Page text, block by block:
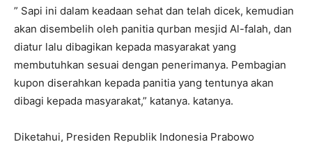
” Sapi ini dalam keadaan sehat dan telah dicek, kemudian
akan disembelih oleh panitia qurban mesjid Al-falah, dan
diatur lalu dibagikan kepada masyarakat yang
membutuhkan sesuai dengan penerimanya. Pembagian
kupon diserahkan kepada panitia yang tentunya akan
dibagi kepada masyarakat,” katanya. katanya.
Diketahui, Presiden Republik Indonesia Prabowo